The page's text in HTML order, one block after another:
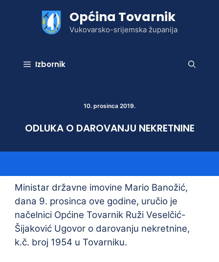
Općina Tovarnik
Vukovarsko-srijemska županija
Izbornik
10. prosinca 2019.
ODLUKA O DAROVANJU NEKRETNINE
Ministar državne imovine Mario Banožić,
dana 9. prosinca ove godine, uručio je
načelnici Općine Tovarnik Ruži Veselčić-
Šijaković Ugovor o darovanju nekretnine,
k.č. broj 1954 u Tovarniku.